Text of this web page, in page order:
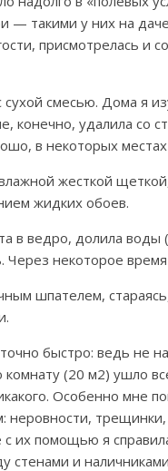
— такими у них на
присмотрелась и
сухой смесью. Дома я
конечно, удалила со
в некоторых
жесткой
жидких обоев.
в ведро, долила воды
Через некоторое
шпателем,
быстро: ведь не
(20 м2) ушло
Особенно мне
трещинки,
их помощью я
стенами и